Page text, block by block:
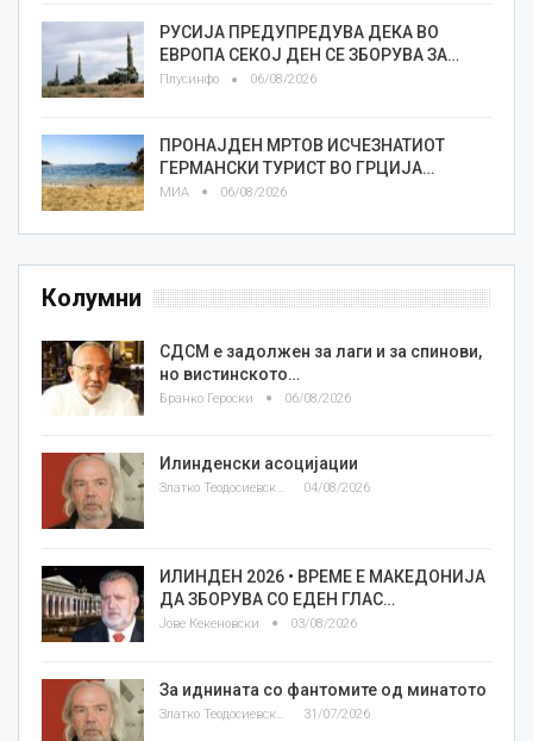
РУСИЈА ПРЕДУПРЕДУВА ДЕКА ВО
ЕВРОПА СЕКОЈ ДЕН СЕ ЗБОРУВА ЗА…
Плусинфо 06/08/2026
ПРОНАЈДЕН МРТОВ ИСЧЕЗНАТИОТ
ГЕРМАНСКИ ТУРИСТ ВО ГРЦИЈА…
МИА 06/08/2026
Колумни
СДСМ е задолжен за лаги и за спинови,
но вистинското…
Бранко Героски 06/08/2026
Илинденски асоцијации
Златко Теодосиевски 04/08/2026
ИЛИНДЕН 2026 • ВРЕМЕ Е МАКЕДОНИЈА
ДА ЗБОРУВА СО ЕДЕН ГЛАС…
Јове Кекеновски 03/08/2026
За иднината со фантомите од минатото
31/07/2026